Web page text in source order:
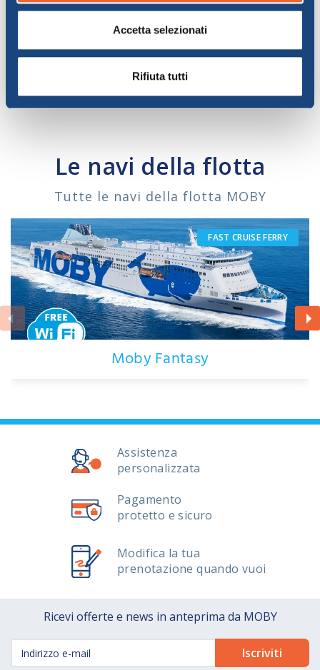
Accetta selezionati
Rifiuta tutti
Le poltrone consistono incomodi sedili gratuiti
traversata.
Le navi della flotta
Tutte le navi della flotta MOBY
FAST CRUISE FERRY
Moby Fantasy
Assistenza
personalizzata
Pagamento
protetto e sicuro
Modifica la tua
prenotazione quando vuoi
Ricevi offerte e news in anteprima da MOBY